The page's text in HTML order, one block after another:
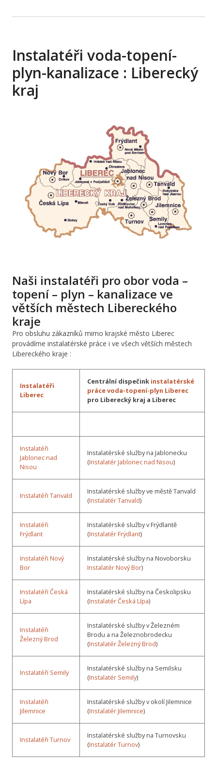
Instalatéři voda-topení-
plyn-kanalizace : Liberecký
kraj
Naši instalatéři pro obor voda –
topení – plyn – kanalizace ve
větších městech Libereckého
kraje
Pro obsluhu zákazníků mimo krajské město Liberec
provádíme instalatérské práce i ve všech větších městech
Libereckého kraje :
Instalatéři
Liberec
Centrální dispečink instalatérské
práce voda-topení-plyn Liberec
pro Liberecký kraj a Liberec
Instalatéři
Jablonec nad
Nisou
Instalatérské služby na Jablonecku
(Instalatér Jablonec nad Nisou)
Instalatéři Tanvald
Instalatérské služby ve městě Tanvald
(Instalatér Tanvald)
Instalatéři
Frýdlant
Instalatérské služby v Frýdlantě
(Instalatér Frýdlant)
Instalatéři Nový
Bor
Instalatérské služby na Novoborsku
Instalatér Nový Bor)
Instalatéři Česká
Lípa
Instalatérské služby na Českolipsku
(Instalatér Česká Lípa)
Instalatéři
Železný Brod
Instalatérské služby v Železném
Brodu a na Železnobrodecku
(Instalatér Železný Brod)
Instalatéři Semily
Instalatérské služby na Semilsku
(Instalatér Semily)
Instalatéři
Jilemnice
Instalatérské služby v okolí Jilemnice
(Instalatér Jilemnice)
Instalatéři Turnov
Instalatérské služby na Turnovsku
(Instalatér Turnov)